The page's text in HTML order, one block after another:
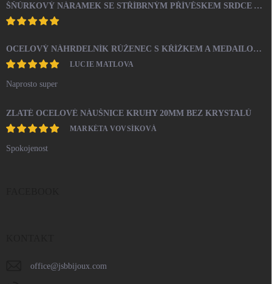
ŠŇŮRKOVÝ NÁRAMEK SE STŘÍBRNÝM PŘÍVĚSKEM SRDCE A KRYSTALY SWAROVSKI CRYSTAL (STŘÍBRO 925/1000)
OCELOVÝ NÁHRDELNÍK RŮŽENEC S KŘÍŽKEM A MEDAILONEM
LUCIE MATLOVA
Naprosto super
ZLATÉ OCELOVÉ NÁUŠNICE KRUHY 20MM BEZ KRYSTALŮ
MARKÉTA VOVSÍKOVÁ
Spokojenost
office@jsbbijoux.com